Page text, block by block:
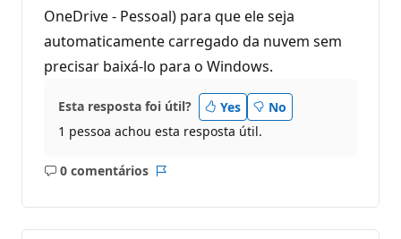
OneDrive - Pessoal) para que ele seja
automaticamente carregado da nuvem sem
precisar baixá-lo para o Windows.
Esta resposta foi útil? Yes
No
1 pessoa achou esta resposta útil.
0 comentários
Sem